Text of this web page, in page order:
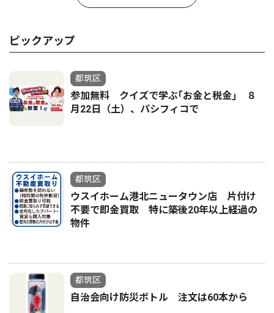
ピックアップ
都筑区
参加無料 クイズで学ぶ｢お金と税金｣ ８
月22日（土）、パシフィコで
都筑区
ウスイホーム港北ニュータウン店 片付け
不要で即金買取 特に築後20年以上経過の
物件
都筑区
自治会向け防災ボトル 注文は60本から